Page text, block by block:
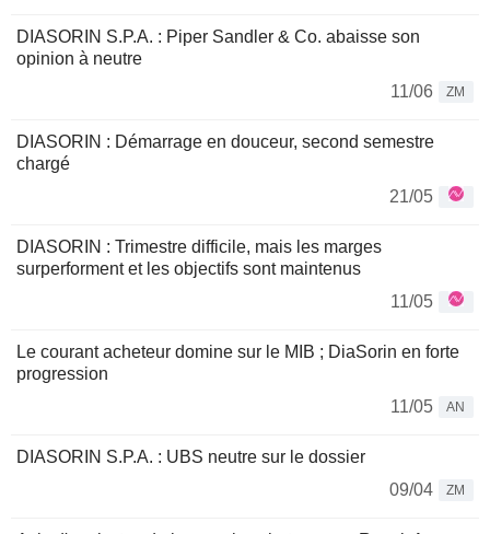
DIASORIN S.P.A. : Piper Sandler & Co. abaisse son
opinion à neutre
11/06
ZM
DIASORIN : Démarrage en douceur, second semestre
chargé
21/05
DIASORIN : Trimestre difficile, mais les marges
surperforment et les objectifs sont maintenus
11/05
Le courant acheteur domine sur le MIB ; DiaSorin en forte
progression
11/05
AN
DIASORIN S.P.A. : UBS neutre sur le dossier
09/04
ZM